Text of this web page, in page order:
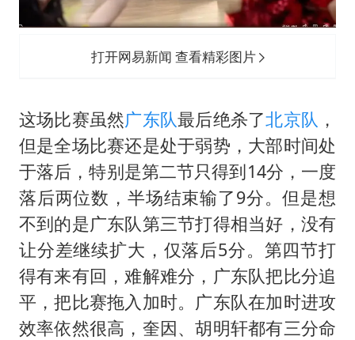
打开网易新闻 查看精彩图片
这场比赛虽然广东队最后绝杀了北京队 ，
但是全场比赛还是处于弱势，大部时间处
于落后，特别是第二节只得到14分，一度
落后两位数，半场结束输了9分。但是想
不到的是广东队第三节打得相当好，没有
让分差继续扩大，仅落后5分。第四节打
得有来有回，难解难分，广东队把比分追
平，把比赛拖入加时。广东队在加时进攻
效率依然很高，奎因、胡明轩都有三分命